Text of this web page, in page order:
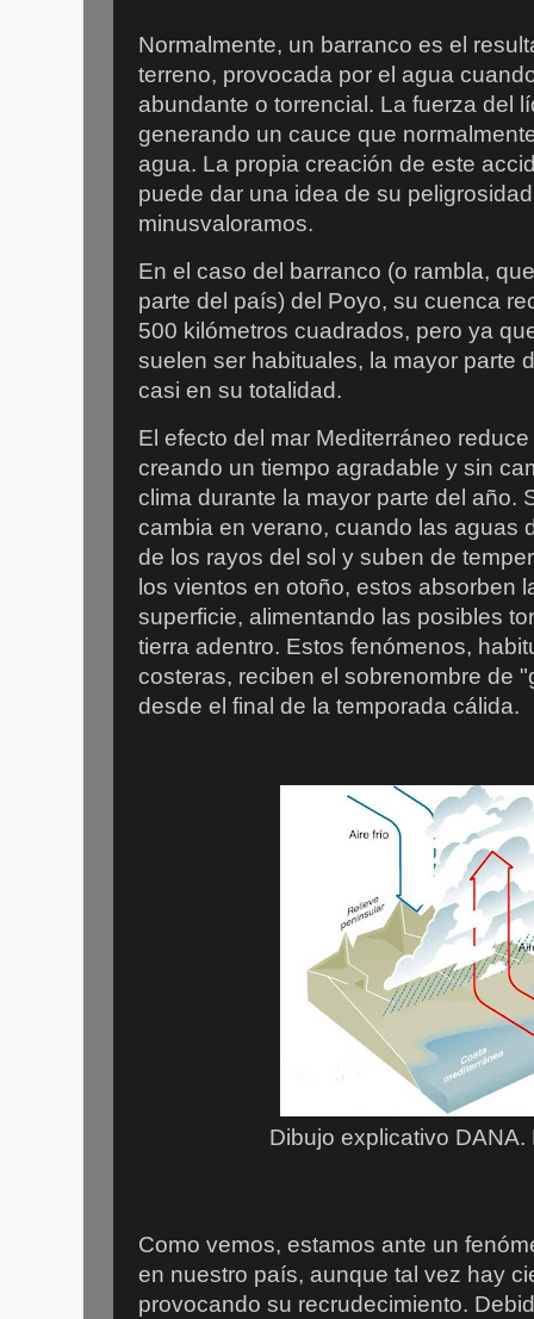
Normalmente, un barranco es el
terreno, provocada por el agua
abundante o torrencial. La fuerza del
generando un cauce que
agua. La propia creación de este
puede dar una idea de su
minusvaloramos.
En el caso del barranco (o rambla,
parte del país) del Poyo, su cuenca
500 kilómetros cuadrados, pero ya
suelen ser habituales, la mayor parte
casi en su totalidad.
El efecto del mar Mediterráneo
creando un tiempo agradable y sin
clima durante la mayor parte del año.
cambia en verano, cuando las aguas
de los rayos del sol y suben de
los vientos en otoño, estos absorben
superficie, alimentando las posibles
tierra adentro. Estos fenómenos,
costeras, reciben el sobrenombre de
desde el final de la temporada cálida.
Dibujo explicativo DANA.
Como vemos, estamos ante un
en nuestro país, aunque tal vez hay
provocando su recrudecimiento.